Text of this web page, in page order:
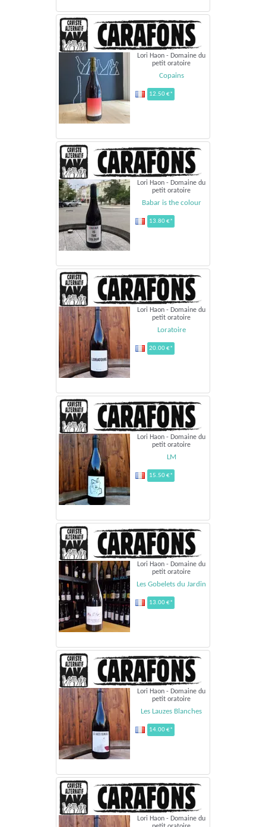
Lori Haon - Domaine du
petit oratoire
Copains
12.50 €*
Lori Haon - Domaine du
petit oratoire
Babar is the colour
13.80 €*
Lori Haon - Domaine du
petit oratoire
Loratoire
20.00 €*
Lori Haon - Domaine du
petit oratoire
LM
15.50 €*
Lori Haon - Domaine du
petit oratoire
Les Gobelets du Jardin
13.00 €*
Lori Haon - Domaine du
petit oratoire
Les Lauzes Blanches
14.00 €*
Lori Haon - Domaine du